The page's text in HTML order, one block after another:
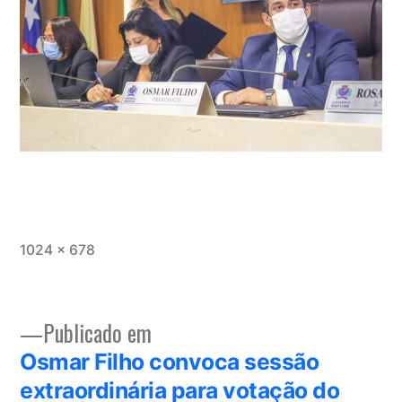
Tamanho
1024 × 678
Navegação
de
Publicado em
Osmar Filho convoca sessão
extraordinária para votação do